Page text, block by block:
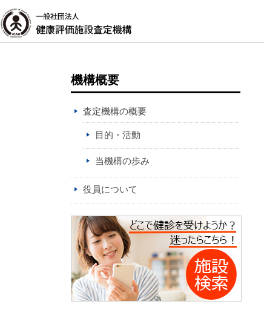
機構概要
査定機構の概要
目的・活動
当機構の歩み
役員について